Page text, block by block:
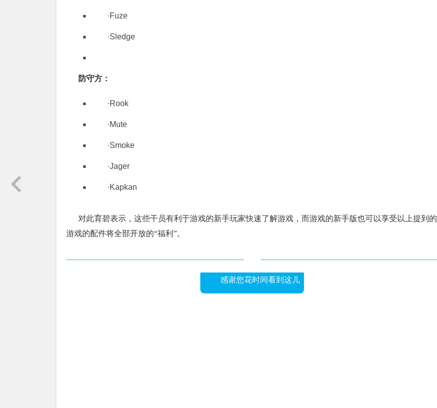
·Fuze
·Sledge
防守方：
·Rook
·Mute
·Smoke
·Jager
·Kapkan
对此育碧表示，这些干员有利于游戏的新手玩家快速了解游戏，而游戏的新手版也可以享受以上提到的
游戏的配件将全部开放的“福利”。
感谢您花时间看到这儿